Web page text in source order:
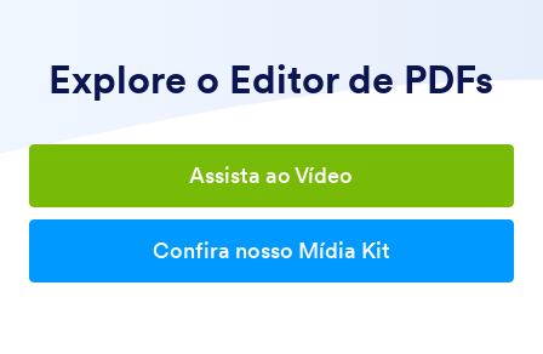
Explore o Editor de PDFs
Assista ao Vídeo
Confira nosso Mídia Kit